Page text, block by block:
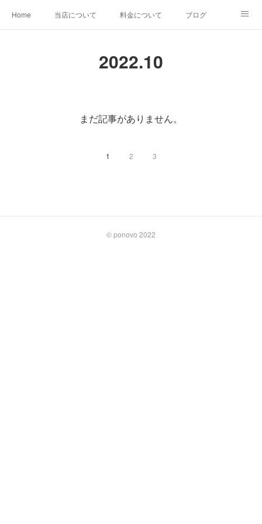
Home 当店について 料金について ブログ
2022.10
まだ記事がありません。
1 2 3
©︎ ponovo 2022